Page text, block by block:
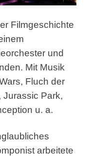
Filmgeschichte
und
Mit Musik
Fluch der
Jurassic Park,
u. a.
arbeitete